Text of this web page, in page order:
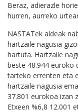
Beraz, adierazle
hurren, aurreko
NASTATek aldeak
hartzaile nagusia
hartuta. Hartzaile
beste 48.944 euroko
tarteko errenten eta
hartzaile nagusia
37.801 eurokoa izan
Etxeen %6,8 12.001